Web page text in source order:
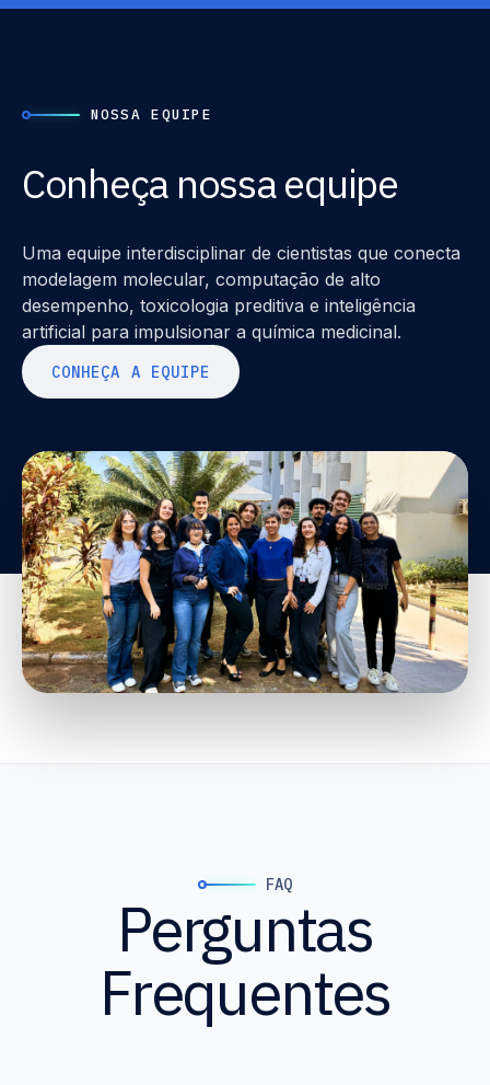
NOSSA EQUIPE
Conheça nossa equipe
Uma equipe interdisciplinar de cientistas que conecta
modelagem molecular, computação de alto
desempenho, toxicologia preditiva e inteligência
artificial para impulsionar a química medicinal.
CONHEÇA A EQUIPE
FAQ
Perguntas
Frequentes